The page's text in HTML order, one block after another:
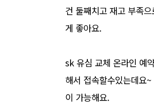
건 둘째치고 재고 부족
게 좋아요.
sk 유심 교체 온라인 예
해서 접속할수있는데요
이 가능해요.